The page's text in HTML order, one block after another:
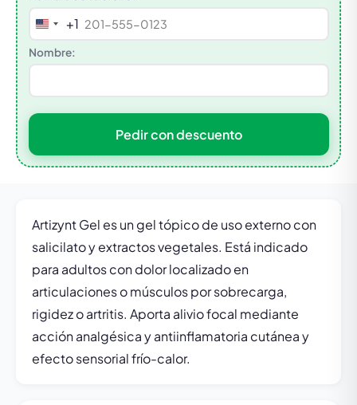
United
States
+1
+1
Nombre:
Pedir con descuento
Artizynt Gel es un gel tópico de uso externo con
salicilato y extractos vegetales. Está indicado
para adultos con dolor localizado en
articulaciones o músculos por sobrecarga,
rigidez o artritis. Aporta alivio focal mediante
acción analgésica y antiinflamatoria cutánea y
efecto sensorial frío-calor.